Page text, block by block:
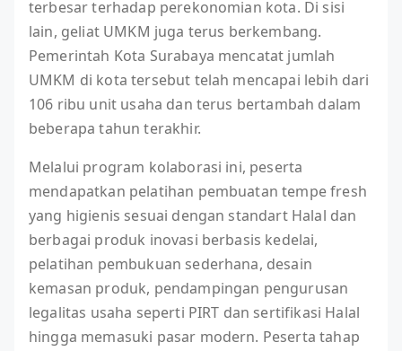
terbesar terhadap perekonomian kota. Di sisi
lain, geliat UMKM juga terus berkembang.
Pemerintah Kota Surabaya mencatat jumlah
UMKM di kota tersebut telah mencapai lebih dari
106 ribu unit usaha dan terus bertambah dalam
beberapa tahun terakhir.
Melalui program kolaborasi ini, peserta
mendapatkan pelatihan pembuatan tempe fresh
yang higienis sesuai dengan standart Halal dan
berbagai produk inovasi berbasis kedelai,
pelatihan pembukuan sederhana, desain
kemasan produk, pendampingan pengurusan
legalitas usaha seperti PIRT dan sertifikasi Halal
hingga memasuki pasar modern. Peserta tahap